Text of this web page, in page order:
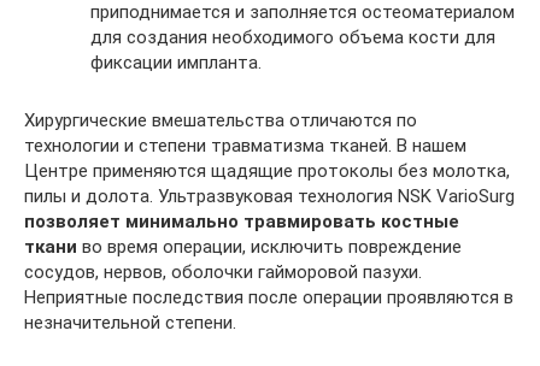
приподнимается и заполняется остеоматериалом
для создания необходимого объема кости для
фиксации импланта.
Хирургические вмешательства отличаются по
технологии и степени травматизма тканей. В нашем
Центре применяются щадящие протоколы без молотка,
пилы и долота. Ультразвуковая технология NSK VarioSurg
позволяет минимально травмировать костные
ткани во время операции, исключить повреждение
сосудов, нервов, оболочки гайморовой пазухи.
Неприятные последствия после операции проявляются в
незначительной степени.